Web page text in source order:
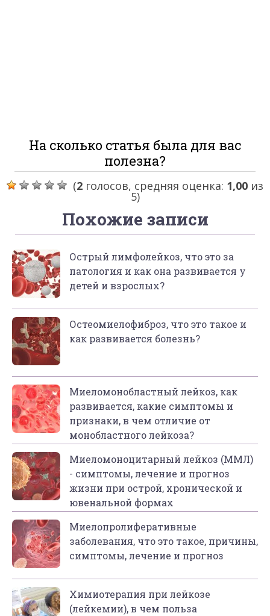
На сколько статья была для вас
полезна?
(2 голосов, средняя оценка: 1,00 из
5)
Похожие записи
Острый лимфолейкоз, что это за
патология и как она развивается у
детей и взрослых?
Остеомиелофиброз, что это такое и
как развивается болезнь?
Миеломонобластный лейкоз, как
развивается, какие симптомы и
признаки, в чем отличие от
монобластного лейкоза?
Миеломоноцитарный лейкоз (ММЛ)
- симптомы, лечение и прогноз
жизни при острой, хронической и
ювенальной формах
Миелопролиферативные
заболевания, что это такое, причины,
симптомы, лечение и прогноз
Химиотерапия при лейкозе
(лейкемии), в чем польза